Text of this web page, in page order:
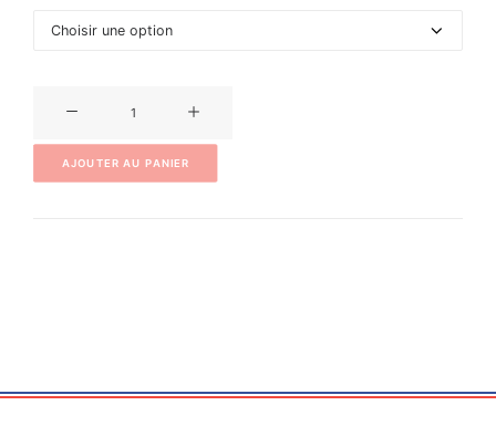
Coffret
Daniel
AJOUTER AU PANIER